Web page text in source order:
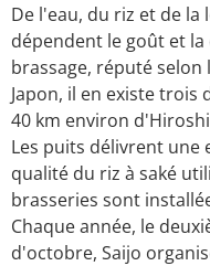
De l'eau, du riz et de
dépendent le goût et la
brassage, réputé
Japon, il en existe trois
40 km environ
Les puits délivrent une
qualité du riz à saké
brasseries sont
Chaque année, le
d'octobre, Saijo